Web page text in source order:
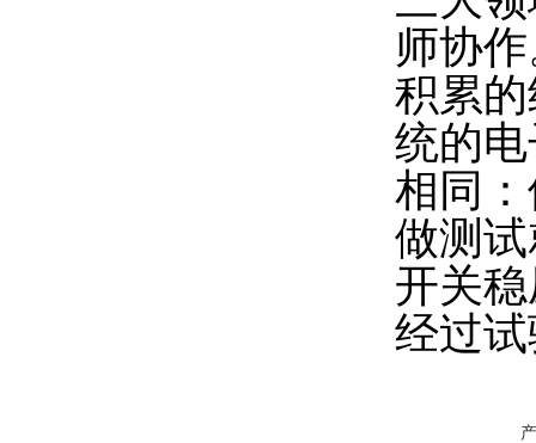
师协
积累
统的
相同
做测
开关
经过